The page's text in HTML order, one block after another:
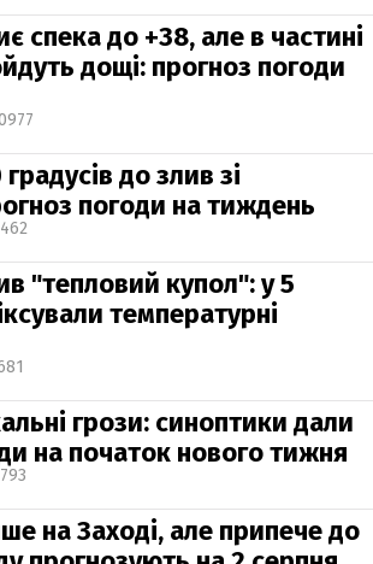
спека до +38, але в частині
дощі: прогноз погоди
до злив зі
погоди на тиждень
"тепловий купол": у 5
температурні
грози: синоптики дали
на початок нового тижня
на Заході, але припече до